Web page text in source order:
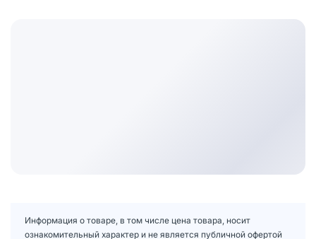
Информация о товаре, в том числе цена товара, носит
ознакомительный характер и не является публичной офертой